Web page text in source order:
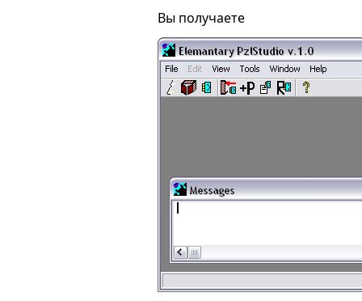
Вы получаете